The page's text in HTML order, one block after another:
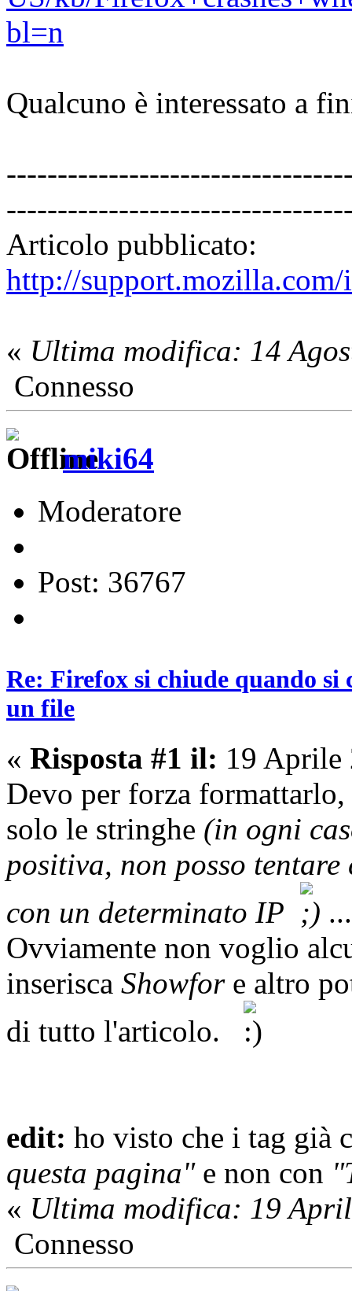
bl=n
Qualcuno è interessato a
Articolo pubblicato:
http://
« Ultima modifica: 14
Connesso
miki64
Moderatore
Post: 36767
Re: Firefox si chiude quando
un file
« Risposta #1 il: 19 Aprile
Devo per forza
solo le stringhe (in ogni
positiva, non posso
con un determinato IP
Ovviamente non voglio
inserisca Showfore altro
di tutto l'articolo.
edit: ho visto che i tag già
questa pagina"e non con
« Ultima modifica: 19
Connesso